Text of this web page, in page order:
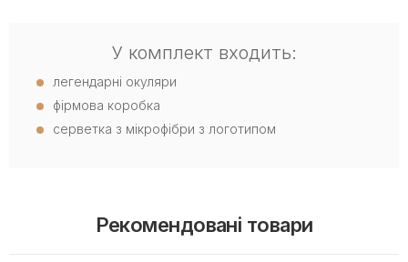
У комплект входить:
легендарні окуляри
фірмова коробка
серветка з мікрофібри з логотипом
Рекомендовані товари